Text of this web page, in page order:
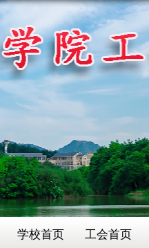
学校首页 工会首页